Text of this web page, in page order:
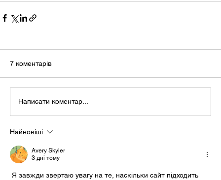
7 коментарів
Написати коментар...
Найновіші
Avery Skyler
3 дні тому
Я завжди звертаю увагу на те, наскільки сайт підходить